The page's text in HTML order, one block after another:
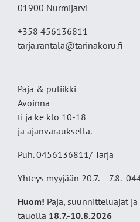
01900 Nurmijärvi
+358 456136811
tarja.rantala@tarinakoru.fi
Paja & putiikki
Avoinna
ti ja ke klo 10-18
ja ajanvarauksella.
Puh. 0456136811/ Tarja
Yhteys myyjään 20.7. – 7.8.
Huom! Paja, suunnitteluajat
tauolla 18.7.-10.8.2026